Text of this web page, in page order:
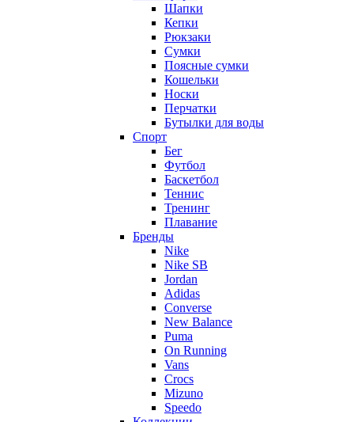
Шапки
Кепки
Рюкзаки
Сумки
Поясные сумки
Кошельки
Носки
Перчатки
Бутылки для воды
Спорт
Бег
Футбол
Баскетбол
Теннис
Тренинг
Плавание
Бренды
Nike
Nike SB
Jordan
Adidas
Converse
New Balance
Puma
On Running
Vans
Crocs
Mizuno
Speedo